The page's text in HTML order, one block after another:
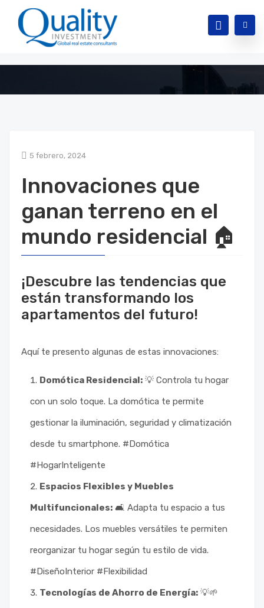
5 febrero, 2024
Innovaciones que
ganan terreno en el
mundo residencial 🏠
¡Descubre las tendencias que
están transformando los
apartamentos del futuro!
Aquí te presento algunas de estas innovaciones:
Domótica Residencial: 💡 Controla tu hogar
con un solo toque. La domótica te permite
gestionar la iluminación, seguridad y climatización
desde tu smartphone. #Domótica
#HogarInteligente
Espacios Flexibles y Muebles
Multifuncionales: 🛋️ Adapta tu espacio a tus
necesidades. Los muebles versátiles te permiten
reorganizar tu hogar según tu estilo de vida.
#DiseñoInterior #Flexibilidad
Tecnologías de Ahorro de Energía: 💡🌱